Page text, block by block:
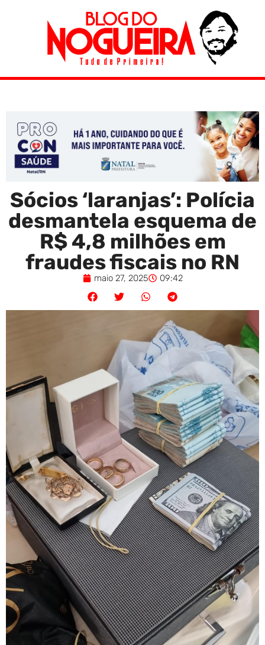
Sócios ‘laranjas’: Polícia
desmantela esquema de
R$ 4,8 milhões em
fraudes fiscais no RN
maio 27, 2025 09:42